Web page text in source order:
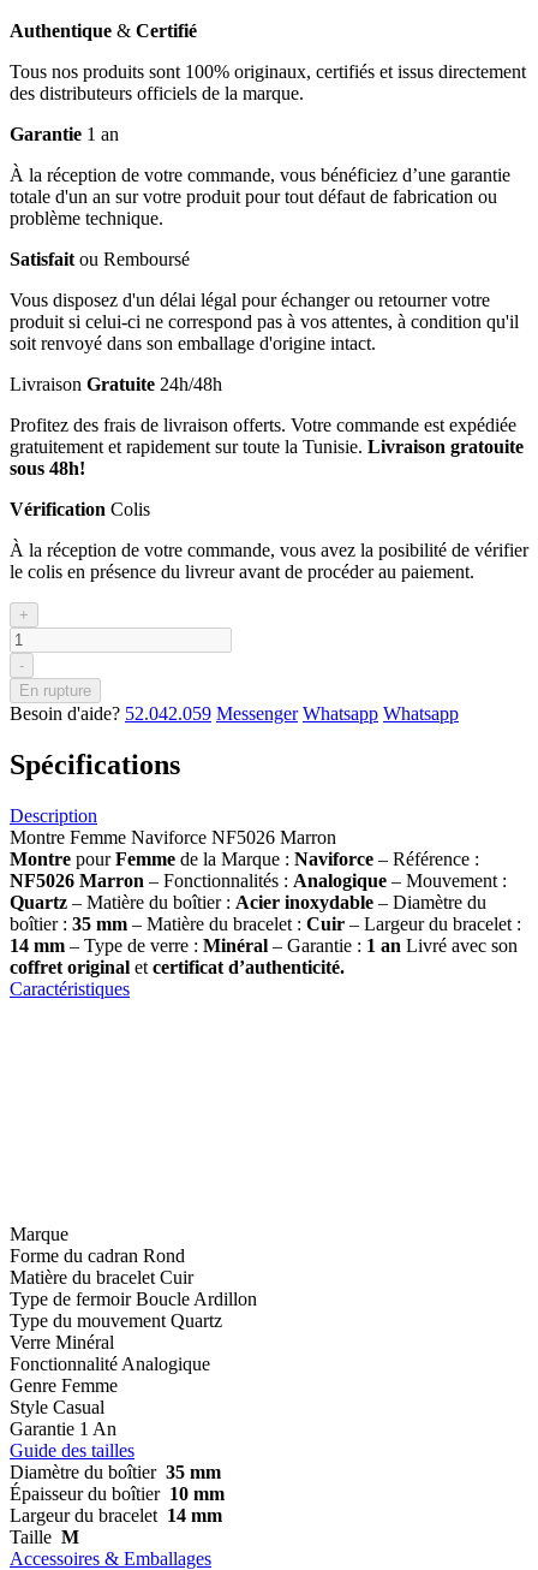
Authentique & Certifié
Tous nos produits sont 100% originaux, certifiés et issus directement
des distributeurs officiels de la marque.
Garantie 1 an
À la réception de votre commande, vous bénéficiez d’une garantie
totale d'un an sur votre produit pour tout défaut de fabrication ou
problème technique.
Satisfait ou Remboursé
Vous disposez d'un délai légal pour échanger ou retourner votre
produit si celui-ci ne correspond pas à vos attentes, à condition qu'il
soit renvoyé dans son emballage d'origine intact.
Livraison Gratuite 24h/48h
Profitez des frais de livraison offerts. Votre commande est expédiée
gratuitement et rapidement sur toute la Tunisie. Livraison gratouite
sous 48h!
Vérification Colis
À la réception de votre commande, vous avez la posibilité de vérifier
le colis en présence du livreur avant de procéder au paiement.
+
-
En rupture
Besoin d'aide? 52.042.059 Messenger Whatsapp Whatsapp
Spécifications
Description
Montre Femme Naviforce NF5026 Marron
Montre pourFemme de la Marque : Naviforce – Référence :
NF5026 Marron – Fonctionnalités : Analogique – Mouvement :
Quartz – Matière du boîtier : Acier inoxydable – Diamètre du
boîtier : 35 mm – Matière du bracelet : Cuir – Largeur du bracelet :
14 mm – Type de verre : Minéral – Garantie : 1 an Livré avec son
coffret original et certificat d’authenticité.
Caractéristiques
Marque
Forme du cadran Rond
Matière du bracelet Cuir
Type de fermoir Boucle Ardillon
Type du mouvement Quartz
Verre Minéral
Fonctionnalité Analogique
Genre Femme
Style Casual
Garantie 1 An
Guide des tailles
Diamètre du boîtier 35 mm
Épaisseur du boîtier 10 mm
Largeur du bracelet 14 mm
Taille M
Accessoires & Emballages